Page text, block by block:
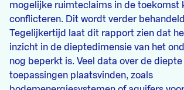
mogelijke ruimteclaims in de toekomst
conflicteren. Dit wordt verder
Tegelijkertijd laat dit rapport zien dat
inzicht in de dieptedimensie van het
nog beperkt is. Veel data over de diepte
toepassingen plaatsvinden, zoals